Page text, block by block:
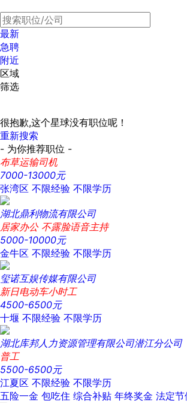
最新
急聘
附近
区域
筛选
很抱歉,这个星球没有职位呢！
重新搜索
- 为你推荐职位 -
布草运输司机
7000-13000元
张湾区 不限经验 不限学历
湖北鼎利物流有限公司
居家办公 不露脸语音主持
5000-10000元
金牛区 不限经验 不限学历
玺诺互娱传媒有限公司
新日电动车小时工
4500-6500元
十堰 不限经验 不限学历
湖北库邦人力资源管理有限公司潜江分公司
普工
5500-6500元
江夏区 不限经验 不限学历
五险一金 包吃住 综合补贴 年终奖金 法定节